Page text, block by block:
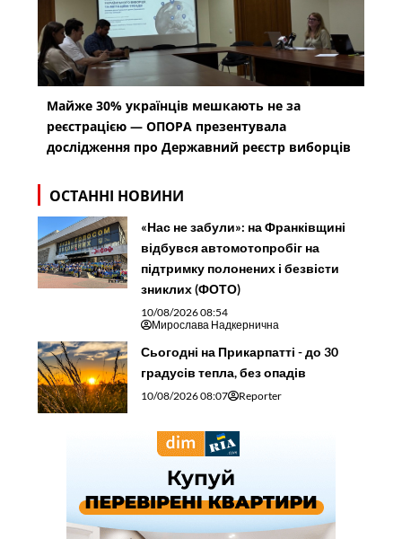
Майже 30% українців мешкають не за
реєстрацією — ОПОРА презентувала
дослідження про Державний реєстр виборців
ОСТАННІ НОВИНИ
«Нас не забули»: на Франківщині
відбувся автомотопробіг на
підтримку полонених і безвісти
зниклих (ФОТО)
10/08/2026 08:54
Мирослава Надкернична
Сьогодні на Прикарпатті - до 30
градусів тепла, без опадів
10/08/2026 08:07 Reporter